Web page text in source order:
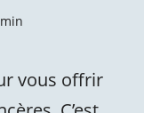
vous offrir